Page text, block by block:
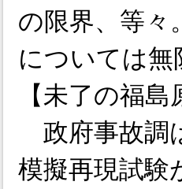
の限界、等々
については無
【未了の福
政府事故調
模擬再現試験